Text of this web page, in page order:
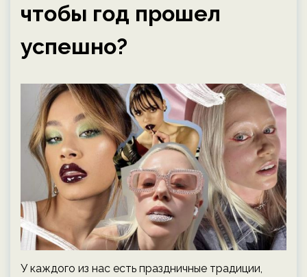
чтобы год прошел
успешно?
У каждого из нас есть праздничные традиции,